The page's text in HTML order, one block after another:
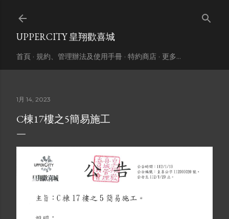
UPPERCITY 皇翔歡喜城
首頁 規約、管理辦法及使用手冊 特約商店 更多…
1月 14, 2023
C棟17樓之5簡易施工